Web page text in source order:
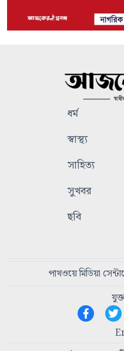
ধর্ম
স্বাস্থ্য
সাহিত্য
সুখবর
ছবি
পাথওয়ে মিডিয়া